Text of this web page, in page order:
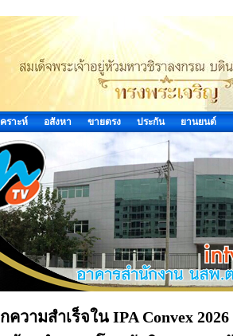
ราะห์ อสังหา ขายตรง ประกัน ยานยนต์
ความสำเร็จใน IPA Convex